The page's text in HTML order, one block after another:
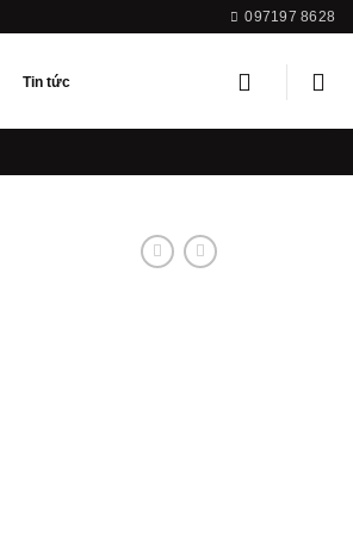
097197 8628
Tin tức